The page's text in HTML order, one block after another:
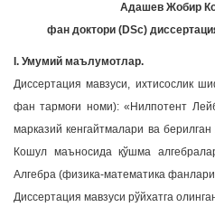
i
g
a
t
i
o
n
Адашев Жобир
фан доктори (DSc)
I. Умумий маълумотлар.
Диссертация мавзуси, ихтисослик
фан тармоғи номи): «Нилпотент
марказий кенгайтмалари ва берилган
Кошул маъносида қўшма
Алгебра (физика-математика
Диссертация мавзуси рўйхатга